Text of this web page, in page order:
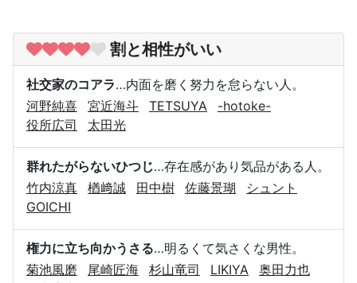
割と相性がいい
社交家のコアラ…内面を磨く努力を怠らない人。
河野純喜
宮近海斗 TETSUYA
-hotoke-
役所広司
太田光
群れたがらないひつじ…存在感があり気品がある人。
竹内涼真
楢﨑誠 田中樹 佐藤景瑚
シュント
GOICHI
権力に立ち向かうさる…明るくて気さくな男性。
菊池風磨
尾崎匠海 杉山竜司 LIKIYA
奥田力也